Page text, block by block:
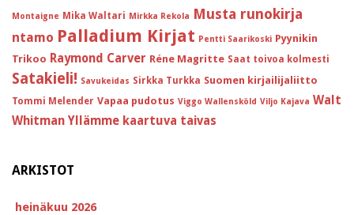
Montaigne Mika Waltari Mirkka Rekola Musta runokirja
ntamo Palladium Kirjat Pentti Saarikoski Pyynikin
Trikoo Raymond Carver Réne Magritte Saat toivoa kolmesti
Satakieli! Savukeidas Sirkka Turkka Suomen kirjailijaliitto
Tommi Melender Vapaa pudotus Viggo Wallensköld Viljo Kajava Walt
Whitman Yllämme kaartuva taivas
ARKISTOT
heinäkuu 2026